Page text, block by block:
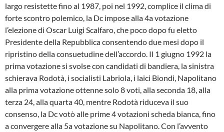
largo resistette fino al 1987, poi nel 1992, complice il clima di
forte scontro polemico, la Dc impose alla 4a votazione
l’elezione di Oscar Luigi Scalfaro, che poco dopo fu eletto
Presidente della Repubblica consentendo due mesi dopo il
ripristino della consuetudine dell’accordo. Il 1 giugno 1992 la
prima votazione si svolse con candidati di bandiera, la sinistra
schierava Rodotà, i socialisti Labriola, i laici Biondi, Napolitano
alla prima votazione ottenne solo 8 voti, alla seconda 18, alla
terza 24, alla quarta 40, mentre Rodotà riduceva il suo
consenso, la Dc votò alle prime 4 votazioni scheda bianca, fino
a convergere alla 5a votazione su Napolitano. Con l’avvento